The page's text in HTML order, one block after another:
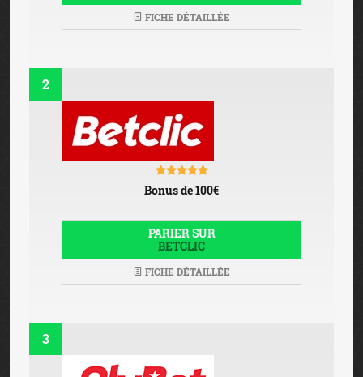
FICHE DÉTAILLÉE
2
Bonus de 100€
PARIER SUR
BETCLIC
FICHE DÉTAILLÉE
3